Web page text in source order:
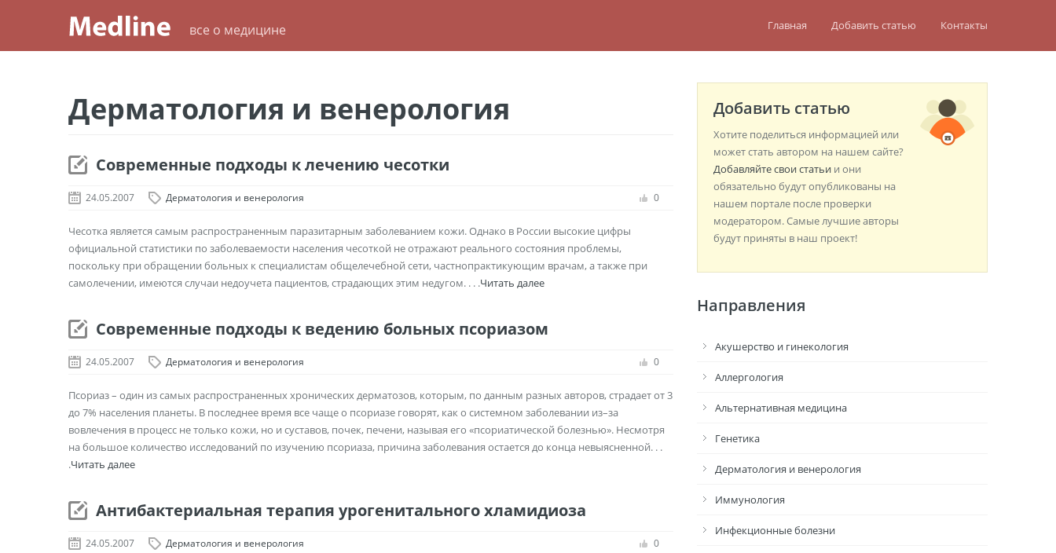
все о медицине Главная Добавить статью Контакты
Дерматология и венерология
Современные подходы к лечению чесотки
24.05.2007 Дерматология и венерология 0
Чесотка является самым распространенным паразитарным заболеванием кожи. Однако в России высокие цифры
официальной статистики по заболеваемости населения чесоткой не отражают реального состояния проблемы,
поскольку при обращении больных к специалистам общелечебной сети, частнопрактикующим врачам, а также при
самолечении, имеются случаи недоучета пациентов, страдающих этим недугом. . . .Читать далее
Современные подходы к ведению больных псориазом
24.05.2007 Дерматология и венерология 0
Псориаз – один из самых распространенных хронических дерматозов, которым, по данным разных авторов, страдает от 3
до 7% населения планеты. В последнее время все чаще о псориазе говорят, как о системном заболевании из–за
вовлечения в процесс не только кожи, но и суставов, почек, печени, называя его «псориатической болезнью». Несмотря
на большое количество исследований по изучению псориаза, причина заболевания остается до конца невыясненной. . .
.Читать далее
Антибактериальная терапия урогенитального хламидиоза
24.05.2007 Дерматология и венерология 0
Добавить статью
Хотите поделиться информацией или
может стать автором на нашем сайте?
Добавляйте свои статьи и они
обязательно будут опубликованы на
нашем портале после проверки
модератором. Самые лучшие авторы
будут приняты в наш проект!
Направления
Акушерство и гинекология
Аллергология
Альтернативная медицина
Генетика
Дерматология и венерология
Иммунология
Инфекционные болезни